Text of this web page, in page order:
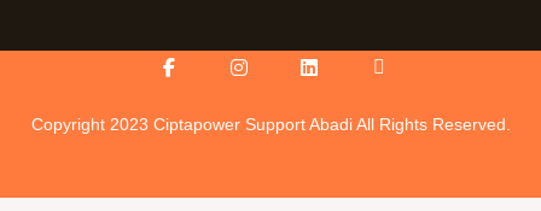
Facebook-
f
InstagramLinkedinIcon-
youtube-
Copyright 2023 Ciptapower Support Abadi All Rights Reserved.